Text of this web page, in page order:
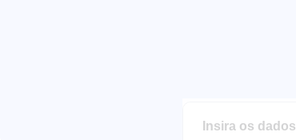
Insira os dados